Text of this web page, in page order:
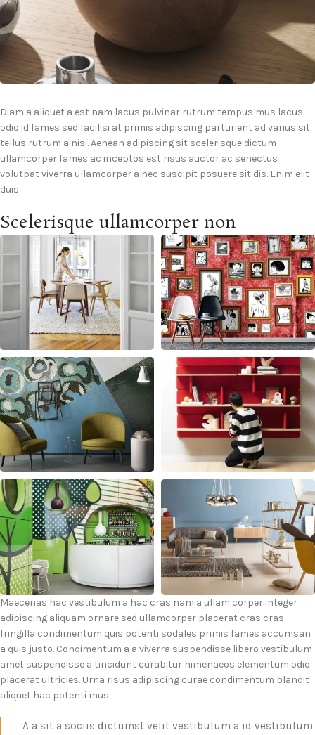
Diam a aliquet a est nam lacus pulvinar rutrum tempus mus lacus
odio id fames sed facilisi at primis adipiscing parturient ad varius sit
tellus rutrum a nisi. Aenean adipiscing sit scelerisque dictum
ullamcorper fames ac inceptos est risus auctor ac senectus
volutpat viverra ullamcorper a nec suscipit posuere sit dis. Enim elit
duis.
Scelerisque ullamcorper non
Maecenas hac vestibulum a hac cras nam a ullam corper integer
adipiscing aliquam ornare sed ullamcorper placerat cras cras
fringilla condimentum quis potenti sodales primis fames accumsan
a quis justo. Condimentum a a viverra suspendisse libero vestibulum
amet suspendisse a tincidunt curabitur himenaeos elementum odio
placerat ultricies. Urna risus adipiscing curae condimentum blandit
aliquet hac potenti mus.
A a sit a sociis dictumst velit vestibulum a id vestibulum